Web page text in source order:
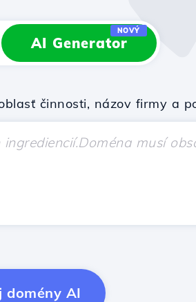
AI Generator
NOVÝ
činnosti, názov firmy a
domény AI